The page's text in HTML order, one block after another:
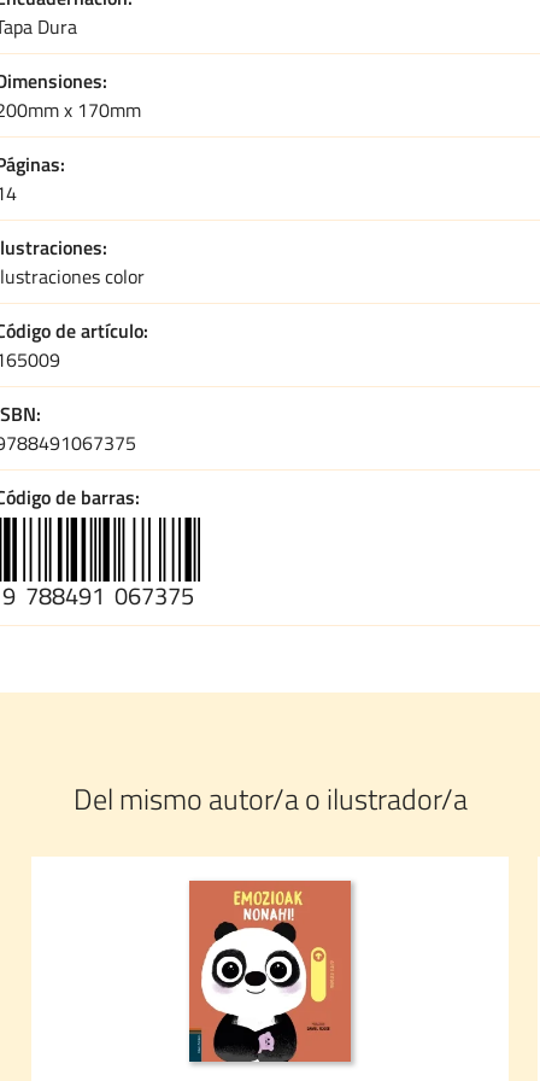
Dura
x 170mm
color
de artículo
de barras
9 788491 067375
Del mismo autor/a o ilustrador/a